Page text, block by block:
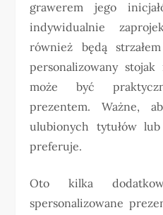
grawerem jego
indywidualnie
również będą
personalizowany
może być
prezentem. Ważne,
ulubionych tytułów
preferuje.
Oto kilka
spersonalizowane